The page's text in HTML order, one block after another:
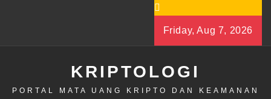
Friday, Aug 7, 2026
KRIPTOLOGI
PORTAL MATA UANG KRIPTO DAN KEAMANAN